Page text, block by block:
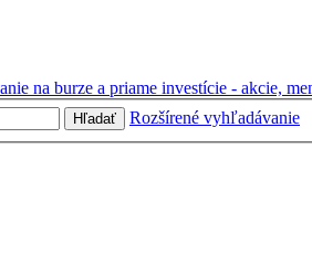
na burze a priame investície - akcie,
Hľadať
Rozšírené vyhľadávanie